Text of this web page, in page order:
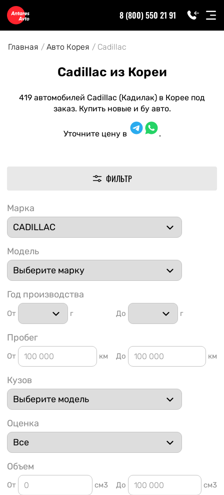
91
8 (800) 550 21 91
Главная Авто Корея Cadillac
Cadillac из Кореи
419 автомобилей Cadillac (Кадилак) в Корее под
заказ. Купить новые и бу авто.
Уточните цену в .
ФИЛЬТР
Марка
Модель
Год производства
От г До г
Пробег
От км До км
Кузов
Оценка
Объем
От см3 До см3